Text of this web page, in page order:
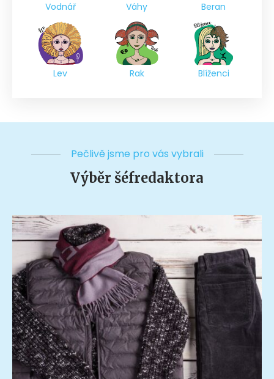
Vodnář Váhy Beran
Lev Rak Blíženci
Pečlivě jsme pro vás vybrali
Výběr šéfredaktora